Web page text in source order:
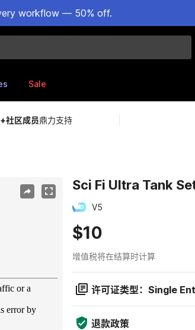
workflow — 50% off.
Sale
社区成员鼎力支持
Sci Fi Ultra Tank
V5
$10
增值税将在结算时计算
许可证类型：Single
退款政策